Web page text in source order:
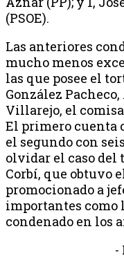
(PSOE).
Las anteriores
mucho menos
las que posee el
González Pacheco,
Villarejo, el
El primero cuenta
el segundo con
olvidar el caso del
Corbí, que obtuvo
promocionado a
importantes como
condenado en los
-